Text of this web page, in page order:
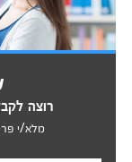
רוצה
מלא/י